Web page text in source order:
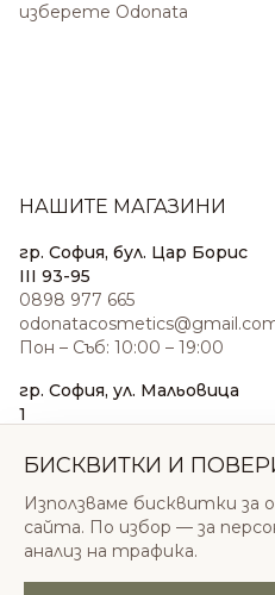
изберете Odonata
НАШИТЕ МАГАЗИНИ
гр. София, бул. Цар Борис
III 93-95
0898 977 665
Пон – Съб: 10:00 – 19:00
гр. София, ул. Мальовица
1
sales@odonatacosmetics.com
Нед: 11:00 – 18:00
БИСКВИТКИ И
Използваме бисквитки за
сайта. По избор — за
анализ на трафика.